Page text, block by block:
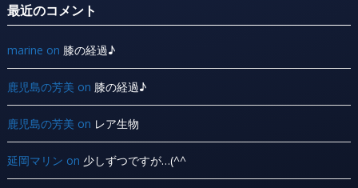
最近のコメント
marine on 膝の経過♪
鹿児島の芳美 on 膝の経過♪
鹿児島の芳美 on レア生物
延岡マリン on 少しずつですが…(^^ ゞ